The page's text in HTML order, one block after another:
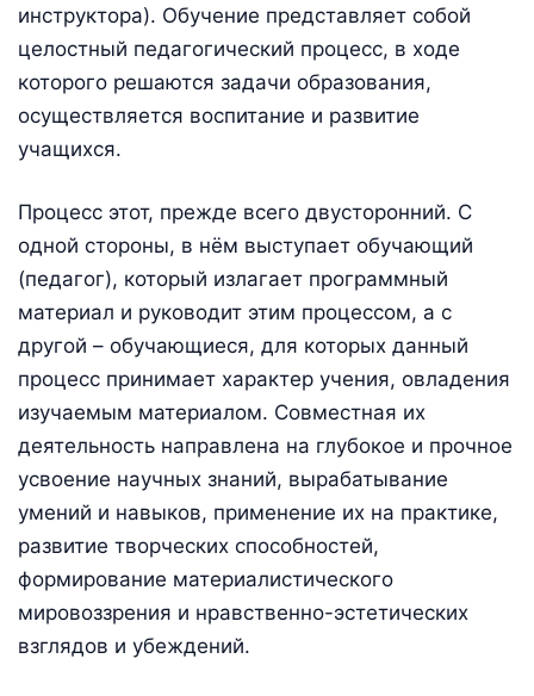
инструктора). Обучение представляет собой
целостный педагогический процесс, в ходе
которого решаются задачи образования,
осуществляется воспитание и развитие
учащихся.
Процесс этот, прежде всего двусторонний. С
одной стороны, в нём выступает обучающий
(педагог), который излагает программный
материал и руководит этим процессом, а с
другой – обучающиеся, для которых данный
процесс принимает характер учения, овладения
изучаемым материалом. Совместная их
деятельность направлена на глубокое и прочное
усвоение научных знаний, вырабатывание
умений и навыков, применение их на практике,
развитие творческих способностей,
формирование материалистического
мировоззрения и нравственно-эстетических
взглядов и убеждений.